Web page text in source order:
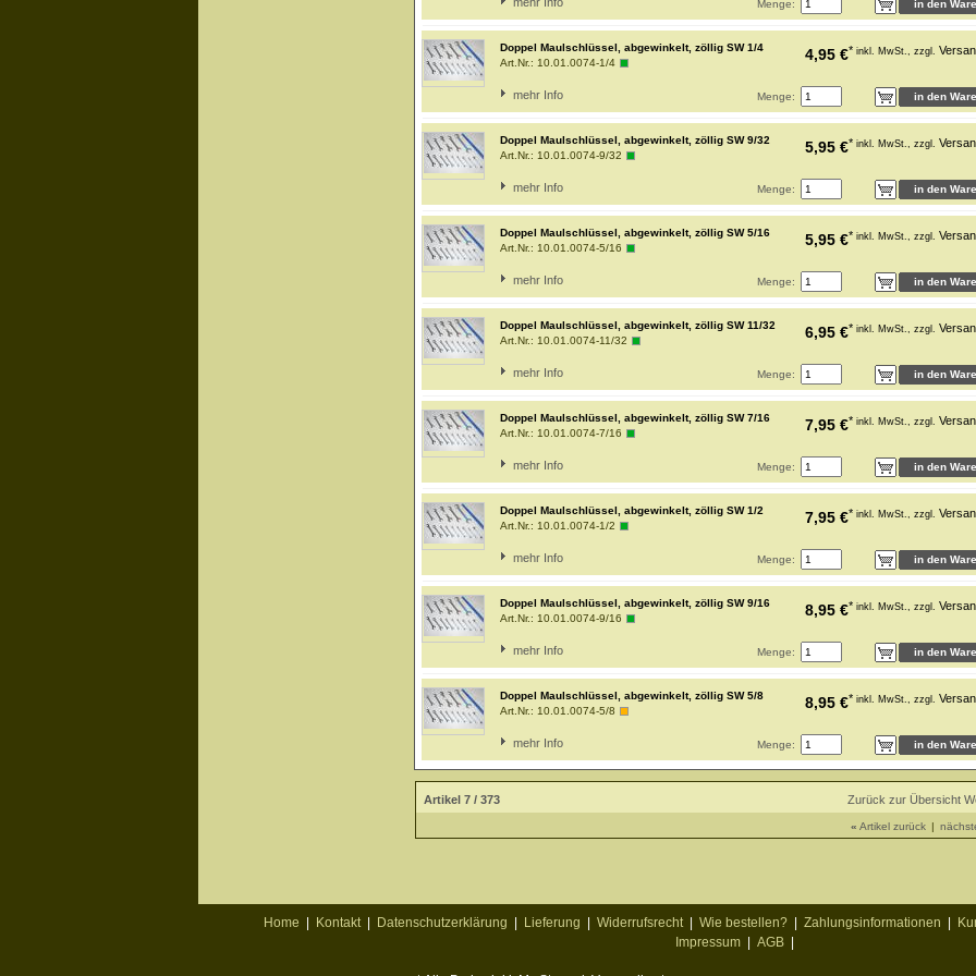
Menge:
Doppel Maulschlüssel, abgewinkelt, zöllig SW 1/4
Art.Nr.: 10.01.0074-1/4
mehr Info
4,95 €* inkl. MwSt., zzgl.
Menge:
Doppel Maulschlüssel, abgewinkelt, zöllig SW 9/32
Art.Nr.: 10.01.0074-9/32
mehr Info
5,95 €* inkl. MwSt., zzgl.
Menge:
Doppel Maulschlüssel, abgewinkelt, zöllig SW 5/16
Art.Nr.: 10.01.0074-5/16
mehr Info
5,95 €* inkl. MwSt., zzgl.
Menge:
Doppel Maulschlüssel, abgewinkelt, zöllig SW 11/32
Art.Nr.: 10.01.0074-11/32
mehr Info
6,95 €* inkl. MwSt., zzgl.
Menge:
Doppel Maulschlüssel, abgewinkelt, zöllig SW 7/16
Art.Nr.: 10.01.0074-7/16
mehr Info
7,95 €* inkl. MwSt., zzgl.
Menge:
Doppel Maulschlüssel, abgewinkelt, zöllig SW 1/2
Art.Nr.: 10.01.0074-1/2
mehr Info
7,95 €* inkl. MwSt., zzgl.
Menge:
Doppel Maulschlüssel, abgewinkelt, zöllig SW 9/16
Art.Nr.: 10.01.0074-9/16
mehr Info
8,95 €* inkl. MwSt., zzgl.
Menge:
Doppel Maulschlüssel, abgewinkelt, zöllig SW 5/8
Art.Nr.: 10.01.0074-5/8
mehr Info
8,95 €* inkl. MwSt., zzgl.
Menge:
Artikel 7 / 373 Zurück zur Übersicht
« Artikel zurück |
Home | Kontakt | Datenschutzerklärung | Lieferung | Widerrufsrecht | Wie bestellen? | Zahlungsinformationen |
Impressum | AGB |